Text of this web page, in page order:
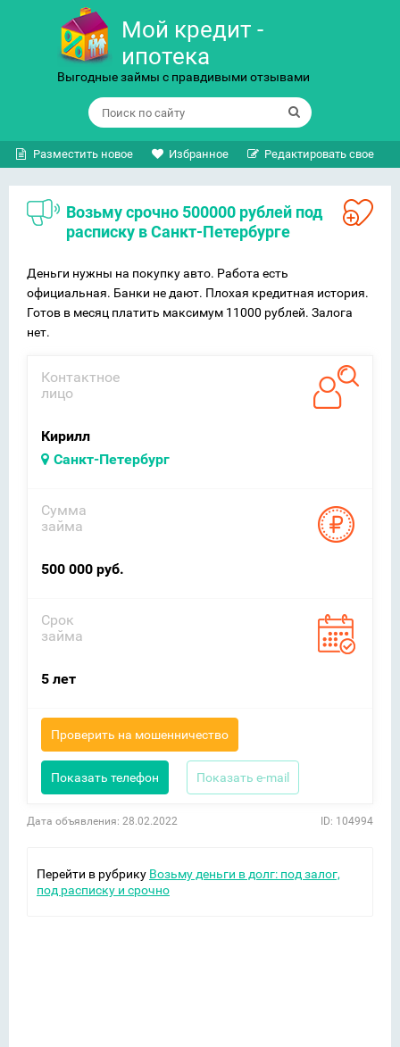
Мой кредит -
ипотека
Выгодные займы с правдивыми отзывами
Разместить новое Избранное Редактировать свое
Возьму срочно 500000 рублей под
расписку в Санкт-Петербурге
Деньги нужны на покупку авто. Работа есть
официальная. Банки не дают. Плохая кредитная история.
Готов в месяц платить максимум 11000 рублей. Залога
нет.
Контактное
лицо
Кирилл
Санкт-Петербург
Сумма
займа
500 000 руб.
Срок
займа
5 лет
Проверить на мошенничество
Показать телефон Показать e-mail
Дата объявления: 28.02.2022 ID: 104994
Перейти в рубрику Возьму деньги в долг: под залог,
под расписку и срочно